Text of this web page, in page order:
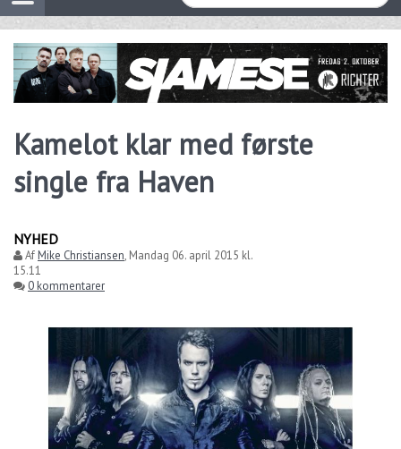
Kamelot klar med første
single fra Haven
NYHED
AfMike Christiansen, Mandag 06. april 2015 kl.
15.11
0 kommentarer